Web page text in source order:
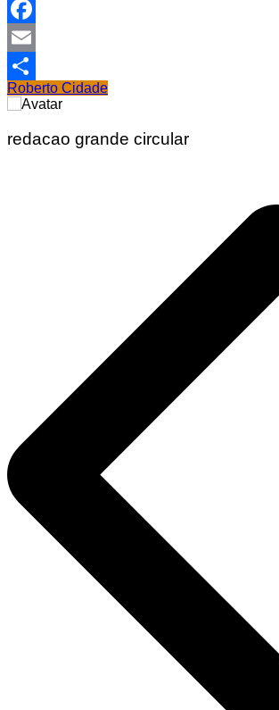
WhatsApp
Facebook
Email
Share
Roberto Cidade
redacao grande circular